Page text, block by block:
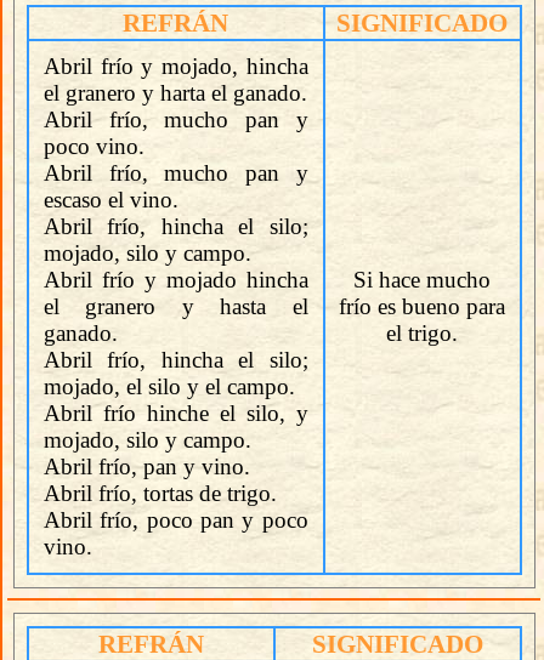
REFRÁN SIGNIFICADO
Abril frío y mojado, hincha
el granero y harta el ganado.
Abril frío, mucho pan y
poco vino.
Abril frío, mucho pan y
escaso el vino.
Abril frío, hincha el silo;
mojado, silo y campo.
Abril frío y mojado hincha
el granero y hasta el
ganado.
Abril frío, hincha el silo;
mojado, el silo y el campo.
Abril frío hinche el silo, y
mojado, silo y campo.
Abril frío, pan y vino.
Abril frío, tortas de trigo.
Abril frío, poco pan y poco
vino.
Si hace mucho
frío es bueno para
el trigo.
REFRÁN SIGNIFICADO